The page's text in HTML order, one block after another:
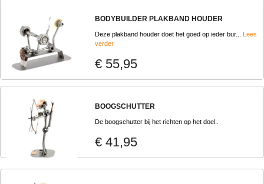
BODYBUILDER PLAKBAND HOUDER
Deze plakband houder doet het goed op ieder bur... Lees
verder
€ 55,95
BOOGSCHUTTER
De boogschutter bij het richten op het doel..
€ 41,95